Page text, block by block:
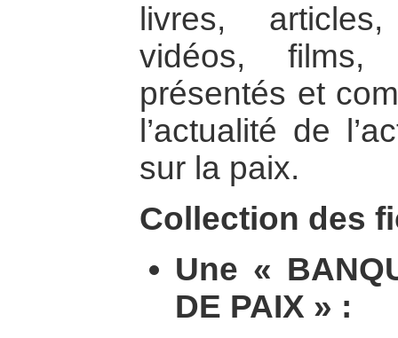
livres,
vidéos,
présentés et
l’actualité de
sur la paix.
Collection des
Une «
DE PAIX » :